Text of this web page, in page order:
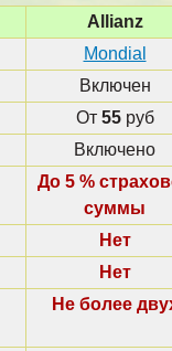
Allianz
Mondial
Включен
От 55руб
Включено
До 5 %
суммы
Нет
Нет
Не более